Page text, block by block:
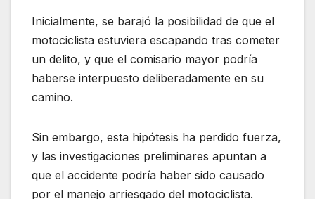
Inicialmente, se barajó la posibilidad de que el
motociclista estuviera escapando tras cometer
un delito, y que el comisario mayor podría
haberse interpuesto deliberadamente en su
camino.
Sin embargo, esta hipótesis ha perdido fuerza,
y las investigaciones preliminares apuntan a
que el accidente podría haber sido causado
por el manejo arriesgado del motociclista.